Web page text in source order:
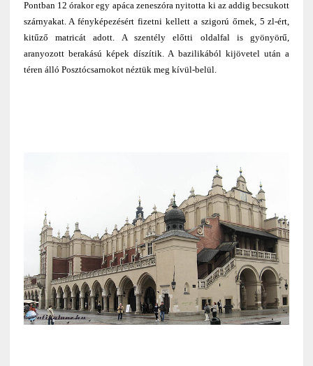
Pontban 12 órakor egy apáca zeneszóra nyitotta ki az addig becsukott
szárnyakat. A fényképezésért fizetni kellett a szigorú őrnek, 5 zl-ért,
kitűző matricát adott. A szentély előtti oldalfal is gyönyörű,
aranyozott berakású képek díszítik. A bazilikából kijövetel után a
téren álló Posztócsarnokot néztük meg kívül-belül.